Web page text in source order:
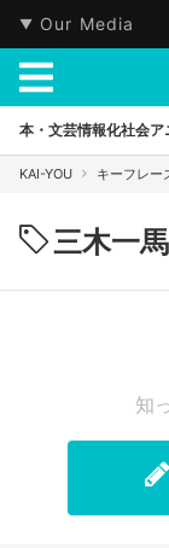
Our Media
本・文芸情報化社会ア
KAI-YOU キーフレー
三木一馬
知